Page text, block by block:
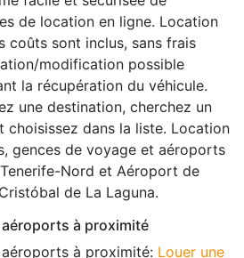
de location en ligne. Location
coûts sont inclus, sans frais
modification possible
la récupération du véhicule.
une destination, cherchez un
choisissez dans la liste. Location
gences de voyage et aéroports
Nord et Aéroport de
de La Laguna.
à proximité
à proximité: Louer une